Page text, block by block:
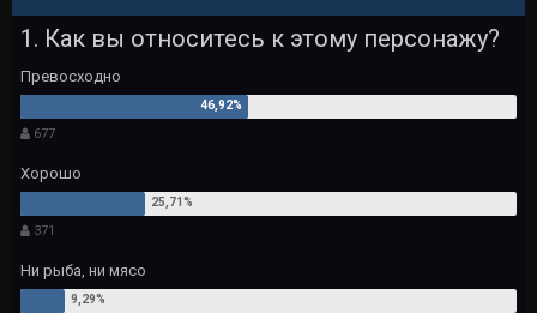
1. Как вы относитесь к этому персонажу?
Превосходно
677
Хорошо
371
Ни рыба, ни мясо